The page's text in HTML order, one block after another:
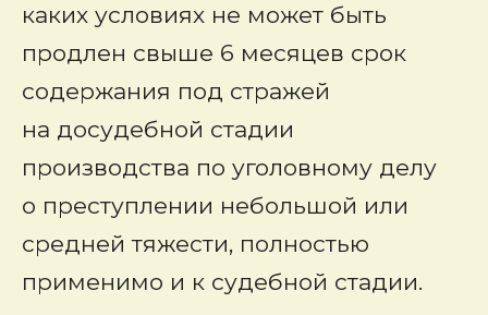
каких условиях не может быть
продлен свыше 6 месяцев срок
содержания под стражей
на досудебной стадии
производства по уголовному делу
о преступлении небольшой или
средней тяжести, полностью
применимо и к судебной стадии.